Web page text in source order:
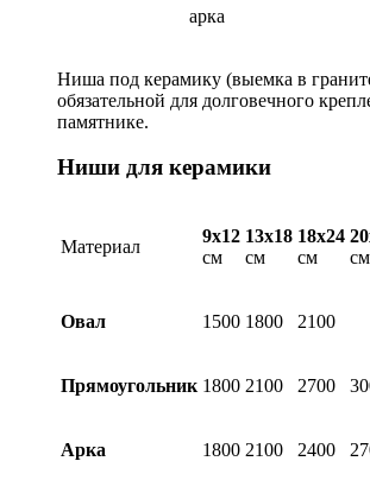
арка
Ниша под керамику (выемка в
обязательной для долговечного
памятнике.
Ниши для керамики
Материал
9х12
см
13х18
см
18х24
см
см
Овал 1500 1800 2100
Прямоугольник 1800 2100 2700
Арка 1800 2100 2400